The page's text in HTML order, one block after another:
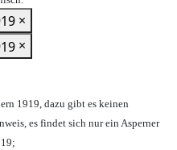
×
×
1919, dazu gibt es keinen
es findet sich nur ein Asperner
;